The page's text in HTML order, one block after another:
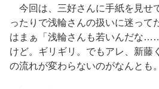
今回は、三好さんに手紙を見せ
ったりで浅輪さんの扱いに迷って
はまぁ「浅輪さんも若いんだな
けど。ギリギリ。でもアレ、新藤
の流れが変わらないのがなんとも。